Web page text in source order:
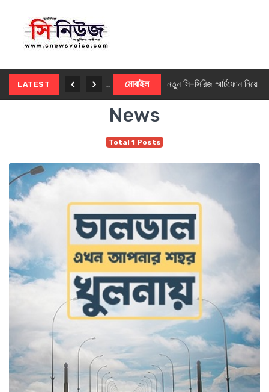
LATEST মোবাইল নতুন সি-সিরিজ স্মার্টফোন নিয়ে আসছে রিয়েলমি
News
Total 1 Posts